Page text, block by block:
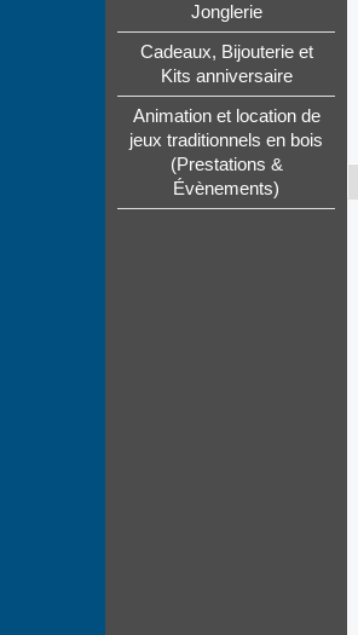
Jonglerie
Cadeaux, Bijouterie et
Kits anniversaire
Animation et location de
jeux traditionnels en bois
(Prestations &
Évènements)